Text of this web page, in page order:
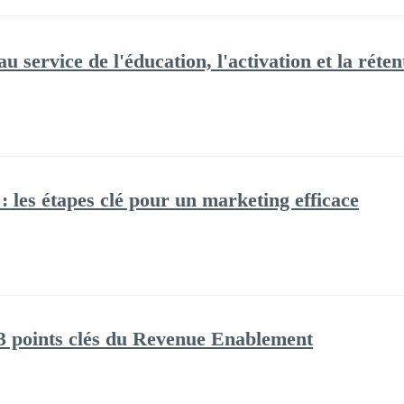
service de l'éducation, l'activation et la
les étapes clé pour un marketing efficace
clés du Revenue Enablement